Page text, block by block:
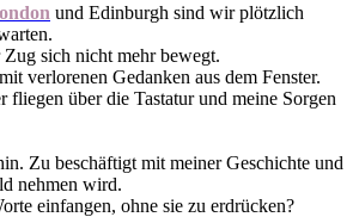
und Edinburgh sind wir plötzlich
sich nicht mehr bewegt.
verlorenen Gedanken aus dem Fenster.
fliegen über die Tastatur und meine Sorgen
Zu beschäftigt mit meiner Geschichte und
nehmen wird.
einfangen, ohne sie zu erdrücken?